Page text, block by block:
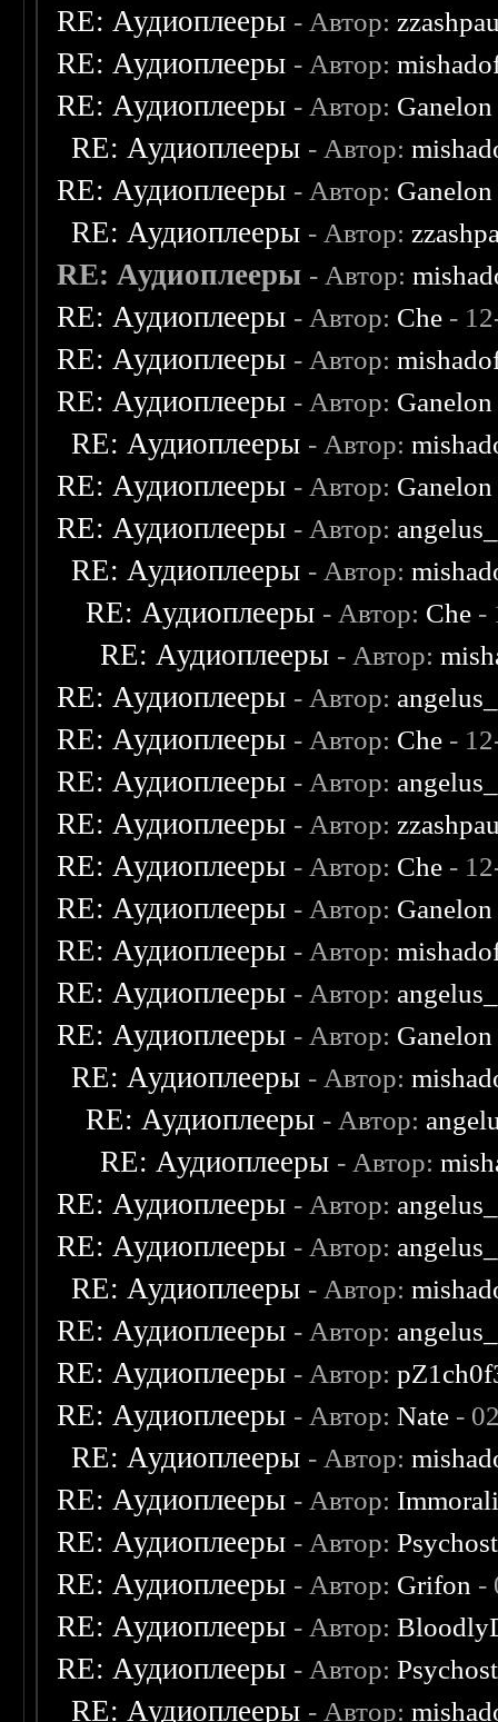
RE: Аудиоплееры - Автор:
RE: Аудиоплееры - Автор:
RE: Аудиоплееры - Автор: Ganelon
RE: Аудиоплееры - Автор:
RE: Аудиоплееры - Автор: Ganelon
RE: Аудиоплееры - Автор:
RE: Аудиоплееры - Автор:
RE: Аудиоплееры - Автор: Che -
RE: Аудиоплееры - Автор:
RE: Аудиоплееры - Автор: Ganelon
RE: Аудиоплееры - Автор:
RE: Аудиоплееры - Автор: Ganelon
RE: Аудиоплееры - Автор:
RE: Аудиоплееры - Автор:
RE: Аудиоплееры - Автор: Che -
RE: Аудиоплееры - Автор:
RE: Аудиоплееры - Автор:
RE: Аудиоплееры - Автор: Che -
RE: Аудиоплееры - Автор:
RE: Аудиоплееры - Автор:
RE: Аудиоплееры - Автор: Che -
RE: Аудиоплееры - Автор: Ganelon
RE: Аудиоплееры - Автор:
RE: Аудиоплееры - Автор:
RE: Аудиоплееры - Автор: Ganelon
RE: Аудиоплееры - Автор:
RE: Аудиоплееры - Автор:
RE: Аудиоплееры - Автор:
RE: Аудиоплееры - Автор:
RE: Аудиоплееры - Автор:
RE: Аудиоплееры - Автор:
RE: Аудиоплееры - Автор:
RE: Аудиоплееры - Автор:
RE: Аудиоплееры - Автор:Nate -
RE: Аудиоплееры - Автор:
RE: Аудиоплееры - Автор:
RE: Аудиоплееры - Автор:
RE: Аудиоплееры - Автор: Grifon -
RE: Аудиоплееры - Автор:
RE: Аудиоплееры - Автор:
RE: Аудиоплееры - Автор: